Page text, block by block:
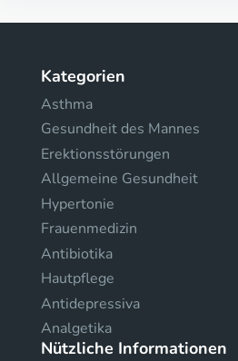
Kategorien
Asthma
Gesundheit des Mannes
Erektionsstörungen
Allgemeine Gesundheit
Hypertonie
Frauenmedizin
Antibiotika
Hautpflege
Antidepressiva
Analgetika
Nützliche Informationen